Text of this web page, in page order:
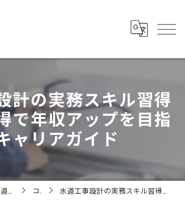
計の実務スキル習得
で年収アップを目指
ャリアガイド
コラム 水道工事設計の実務スキル習得と資格取得で年収アップを目指すキャリアガイド